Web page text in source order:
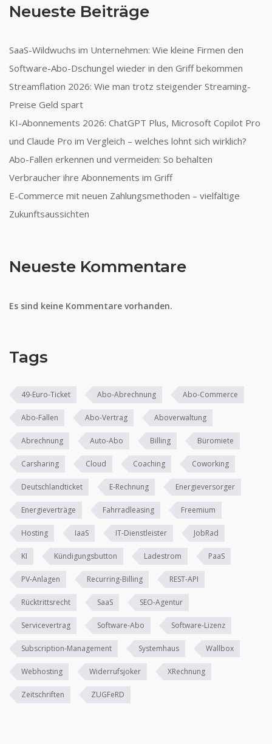
Neueste Beiträge
SaaS-Wildwuchs im Unternehmen: Wie kleine Firmen den
Software-Abo-Dschungel wieder in den Griff bekommen
Streamflation 2026: Wie man trotz steigender Streaming-
Preise Geld spart
KI-Abonnements 2026: ChatGPT Plus, Microsoft Copilot Pro
und Claude Pro im Vergleich – welches lohnt sich wirklich?
Abo-Fallen erkennen und vermeiden: So behalten
Verbraucher ihre Abonnements im Griff
E-Commerce mit neuen Zahlungsmethoden – vielfältige
Zukunftsaussichten
Neueste Kommentare
Es sind keine Kommentare vorhanden.
Tags
49-Euro-Ticket Abo-Abrechnung Abo-Commerce
Abo-Fallen Abo-Vertrag Aboverwaltung
Abrechnung Auto-Abo Billing Büromiete
Carsharing Cloud Coaching Coworking
Deutschlandticket E-Rechnung Energieversorger
Energieverträge Fahrradleasing Freemium
Hosting IaaS IT-Dienstleister JobRad
KI Kündigungsbutton Ladestrom PaaS
PV-Anlagen Recurring-Billing REST-API
Rücktrittsrecht SaaS SEO-Agentur
Servicevertrag Software-Abo Software-Lizenz
Subscription-Management Systemhaus Wallbox
Webhosting Widerrufsjoker XRechnung
Zeitschriften ZUGFeRD